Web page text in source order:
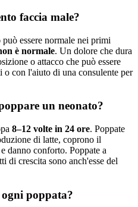
faccia male?
essere normale nei primi
è normale. Un dolore che dura
o attacco che può essere
con l'aiuto di una consulente per
un neonato?
8–12 volte in 24 ore. Poppate
di latte, coprono il
danno conforto. Poppate a
di crescita sono anch'esse del
poppata?